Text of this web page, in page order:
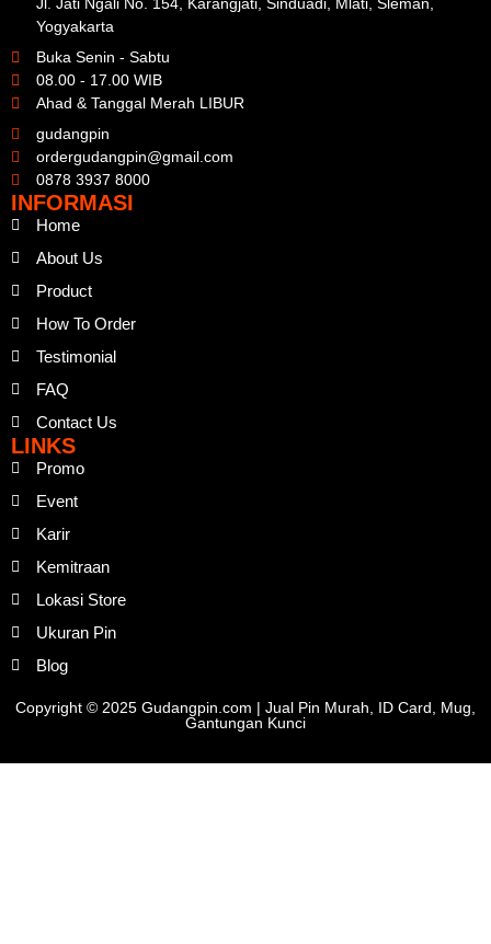
Jl. Jati Ngali No. 154, Karangjati, Sinduadi, Mlati, Sleman,
Yogyakarta
Buka Senin - Sabtu
08.00 - 17.00 WIB
Ahad & Tanggal Merah LIBUR
gudangpin
ordergudangpin@gmail.com
0878 3937 8000
INFORMASI
Home
About Us
Product
How To Order
Testimonial
FAQ
Contact Us
LINKS
Promo
Event
Karir
Kemitraan
Lokasi Store
Ukuran Pin
Blog
Copyright © 2025 Gudangpin.com | Jual Pin Murah, ID Card, Mug,
Gantungan Kunci